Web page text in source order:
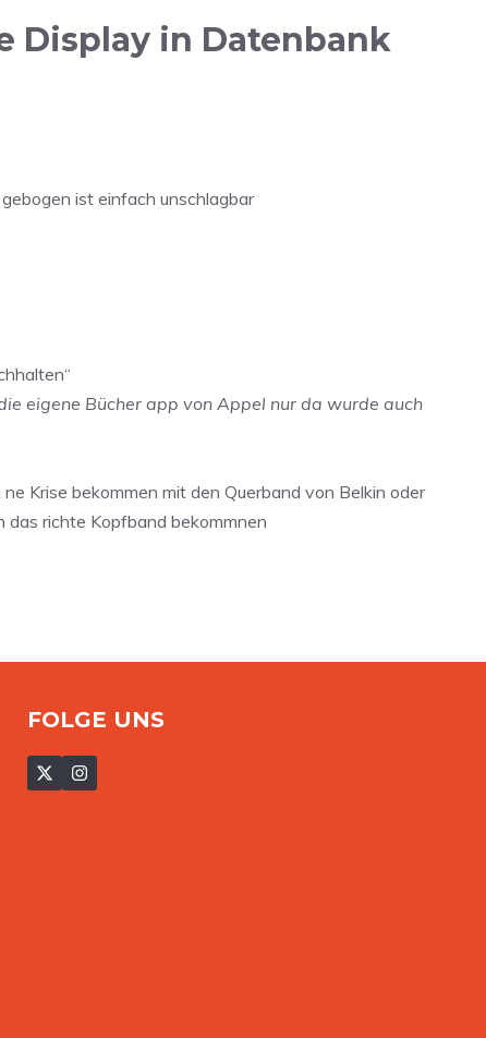
Display in Datenbank
ist einfach unschlagbar
eigene Bücher app von Appel nur da wurde auch
Krise bekommen mit den Querband von Belkin oder
richte Kopfband bekommnen
FOLGE UNS